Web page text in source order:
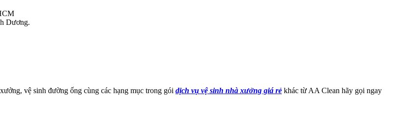
Dương.
vệ sinh đường ống cùng các hạng mục trong gói dịch vụ vệ sinh nhà xưởng giá rẻ khác từ AA Clean hãy gọi ngay